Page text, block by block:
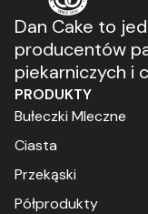
Dan Cake to
producentów
piekarniczych i
PRODUKTY
Bułeczki Mleczne
Ciasta
Przekąski
Półprodukty